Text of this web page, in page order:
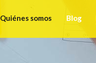
Quiénes somos Blog